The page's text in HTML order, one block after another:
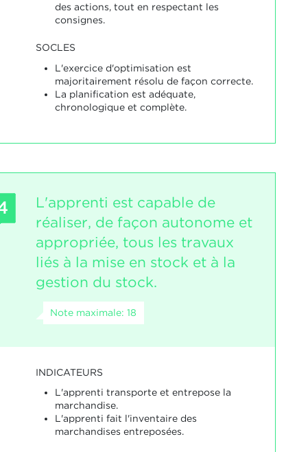
des actions, tout en respectant les
consignes.
SOCLES
L'exercice d'optimisation est
majoritairement résolu de façon correcte.
La planification est adéquate,
chronologique et complète.
L'apprenti est capable de
réaliser, de façon autonome et
appropriée, tous les travaux
liés à la mise en stock et à la
gestion du stock.
Note maximale: 18
INDICATEURS
L'apprenti transporte et entrepose la
marchandise.
L'apprenti fait l'inventaire des
marchandises entreposées.